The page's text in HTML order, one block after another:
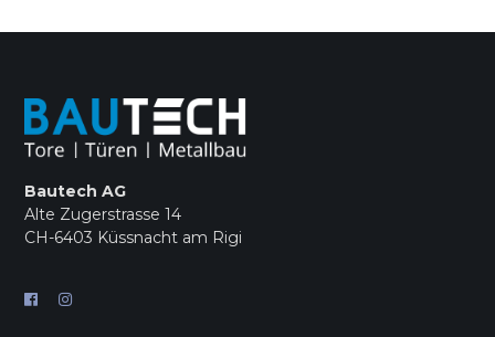
Bautech AG
Alte Zugerstrasse 14
CH-6403 Küssnacht am Rigi